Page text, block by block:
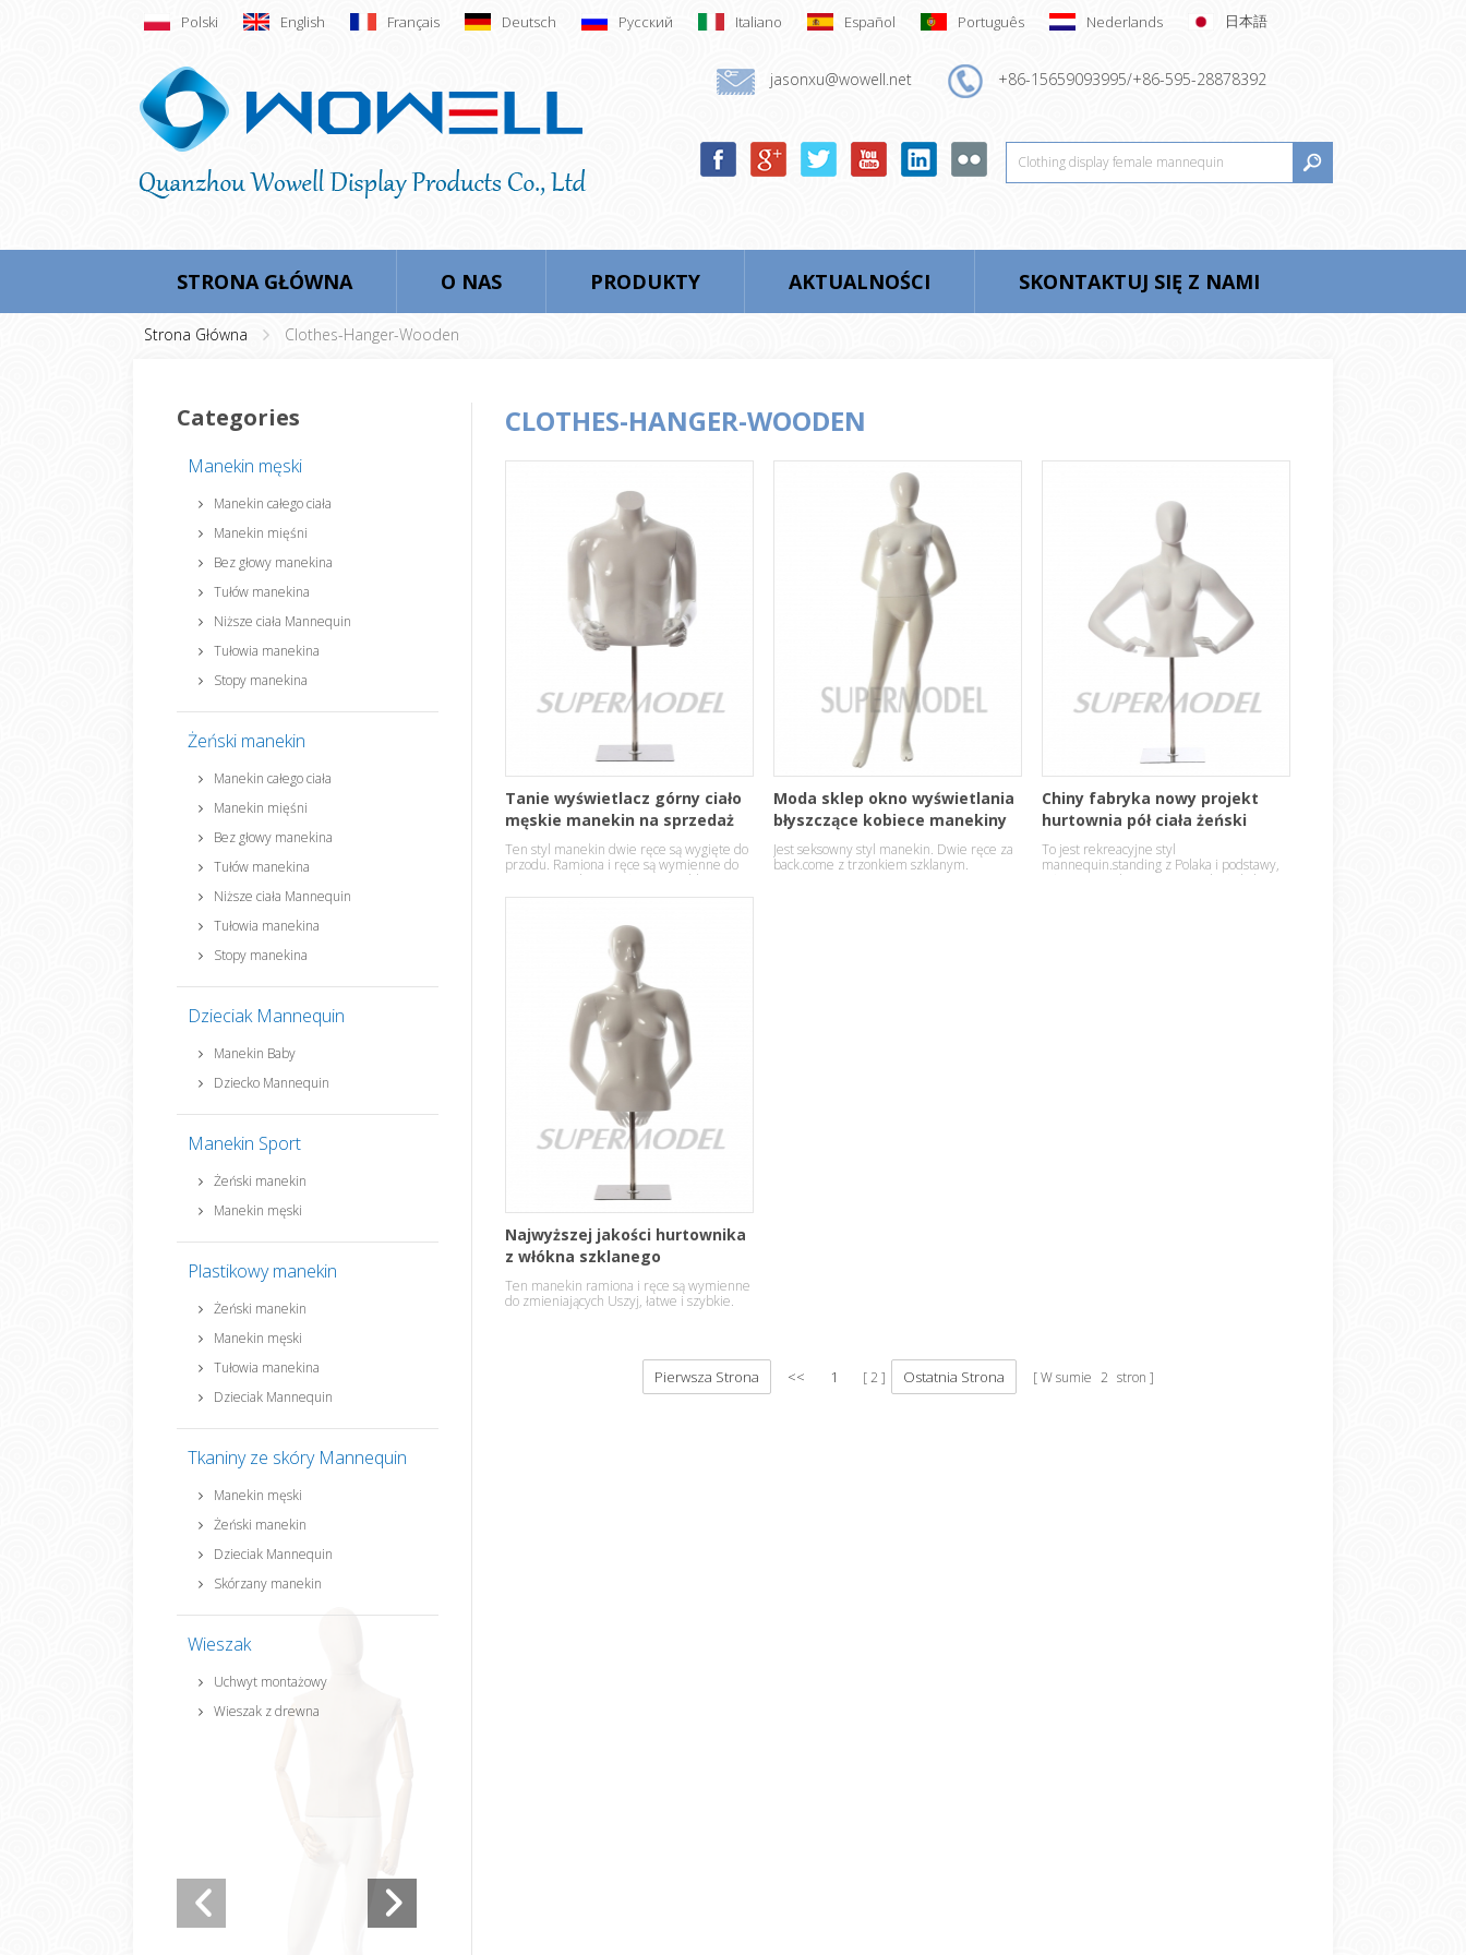
Polski English Français Deutsch Русский Italiano Español Português Nederlands 日本語
jasonxu@wowell.net +86-15659093995/+86-595-28878392
STRONA GŁÓWNA O NAS PRODUKTY AKTUALNOŚCI SKONTAKTUJ SIĘ Z NAMI
Strona Główna Clothes-Hanger-Wooden
Categories
Manekin męski
Manekin całego ciała
Manekin mięśni
Bez głowy manekina
Tułów manekina
Niższe ciała Mannequin
Tułowia manekina
Stopy manekina
Żeński manekin
Manekin całego ciała
Manekin mięśni
Bez głowy manekina
Tułów manekina
Niższe ciała Mannequin
Tułowia manekina
Stopy manekina
Dzieciak Mannequin
Manekin Baby
Dziecko Mannequin
Manekin Sport
Żeński manekin
Manekin męski
Plastikowy manekin
Żeński manekin
Manekin męski
Tułowia manekina
Dzieciak Mannequin
Tkaniny ze skóry Mannequin
Manekin męski
Żeński manekin
Dzieciak Mannequin
Skórzany manekin
Wieszak
Uchwyt montażowy
Wieszak z drewna
CLOTHES-HANGER-WOODEN
Tanie wyświetlacz górny ciało
męskie manekin na sprzedaż
Ten styl manekin dwie ręce są wygięte do
przodu. Ramiona i ręce są wymienne do
zmieniających Uszyj, łatwe i szybkie.
Moda sklep okno wyświetlania
błyszczące kobiece manekiny
Jest seksowny styl manekin. Dwie ręce za
back.come z trzonkiem szklanym.
Chiny fabryka nowy projekt
hurtownia pół ciała żeński
manekin stojak
To jest rekreacyjne styl
mannequin.standing z Polaka i podstawy,
całą powierzchnię w Matowy biały kolor i
Najwyższej jakości hurtownika
z włókna szklanego
regulowana pół ciała manekin
z głowy
Ten manekin ramiona i ręce są wymienne
do zmieniających Uszyj, łatwe i szybkie.
Pierwsza Strona << 1 2 Ostatnia Strona W sumie 2 stron